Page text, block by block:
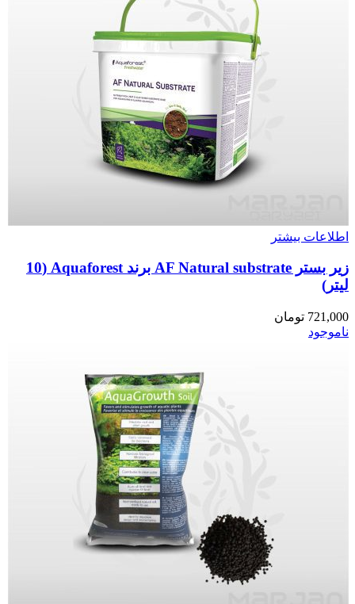
اطلاعات بیشتر
زیر بستر AF Natural substrate برند Aquaforest (10
لیتر)
721,000 تومان
ناموجود